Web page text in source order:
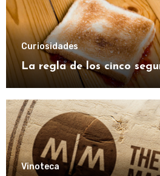
Curiosidades
La regla de los cinco
Vinoteca